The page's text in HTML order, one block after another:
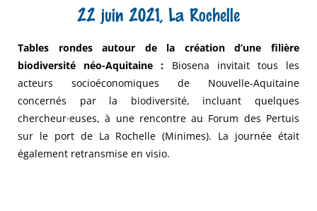
22 juin 2021, La Rochelle
Tables rondes autour de la création d’une filière
biodiversité néo-Aquitaine : Biosena invitait tous les
acteurs socioéconomiques de Nouvelle-Aquitaine
concernés par la biodiversité, incluant quelques
chercheur·euses, à une rencontre au Forum des Pertuis
sur le port de La Rochelle (Minimes). La journée était
également retransmise en visio.